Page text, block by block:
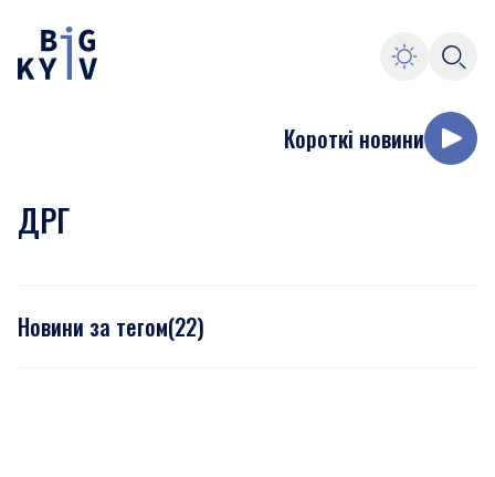
Короткі новини
ДРГ
Новини за тегом(22)